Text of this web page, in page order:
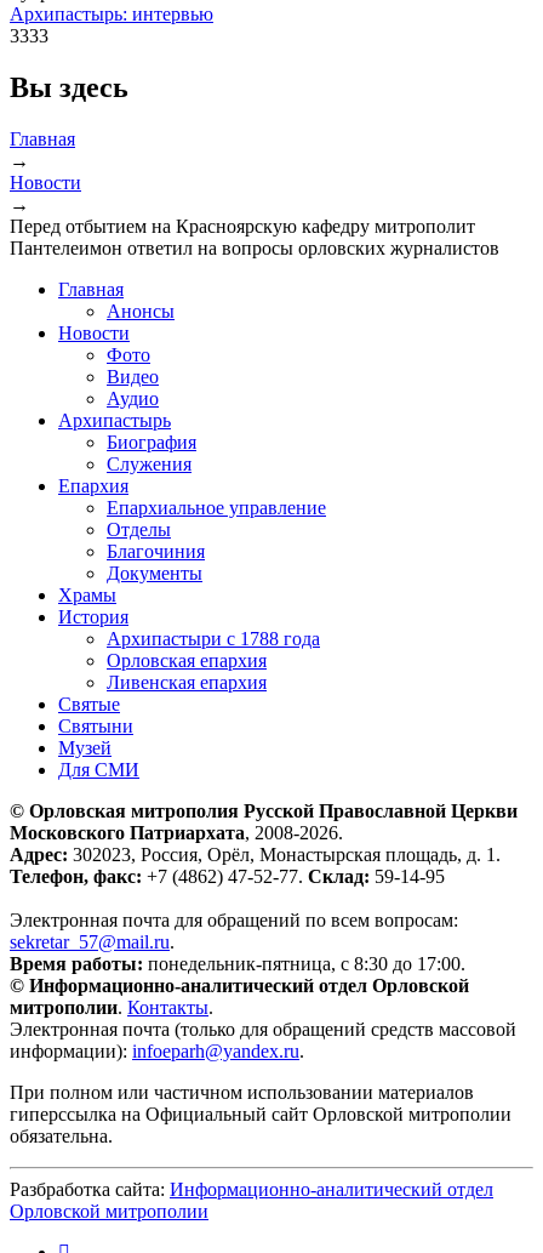
Архипастырь: интервью
3333
Вы здесь
Главная
→
Новости
→
Перед отбытием на Красноярскую кафедру митрополит
Пантелеимон ответил на вопросы орловских журналистов
Главная
Анонсы
Новости
Фото
Видео
Аудио
Архипастырь
Биография
Служения
Епархия
Епархиальное управление
Отделы
Благочиния
Документы
Храмы
История
Архипастыри с 1788 года
Орловская епархия
Ливенская епархия
Святые
Святыни
Музей
Для СМИ
© Орловская митрополия Русской Православной Церкви
Московского Патриархата, 2008-2026.
Адрес: 302023, Россия, Орёл, Монастырская площадь, д. 1.
Телефон, факс: +7 (4862) 47-52-77. Склад: 59-14-95
Электронная почта для обращений по всем вопросам:
sekretar_57@mail.ru.
Время работы: понедельник-пятница, с 8:30 до 17:00.
© Информационно-аналитический отдел Орловской
митрополии. Контакты.
Электронная почта (только для обращений средств массовой
информации): infoeparh@yandex.ru.
При полном или частичном использовании материалов
гиперссылка на Официальный сайт Орловской митрополии
обязательна.
Разбработка сайта: Информационно-аналитический отдел
Орловской митрополии